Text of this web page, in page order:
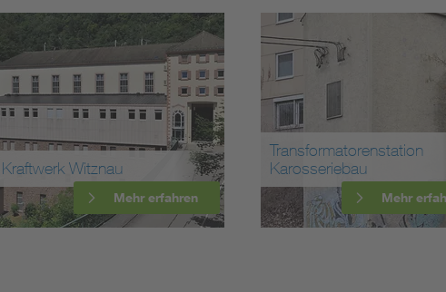
Transformatorenstation
Karosseriebau
Mehr erfahren
Fernmeldeturm
Mehr